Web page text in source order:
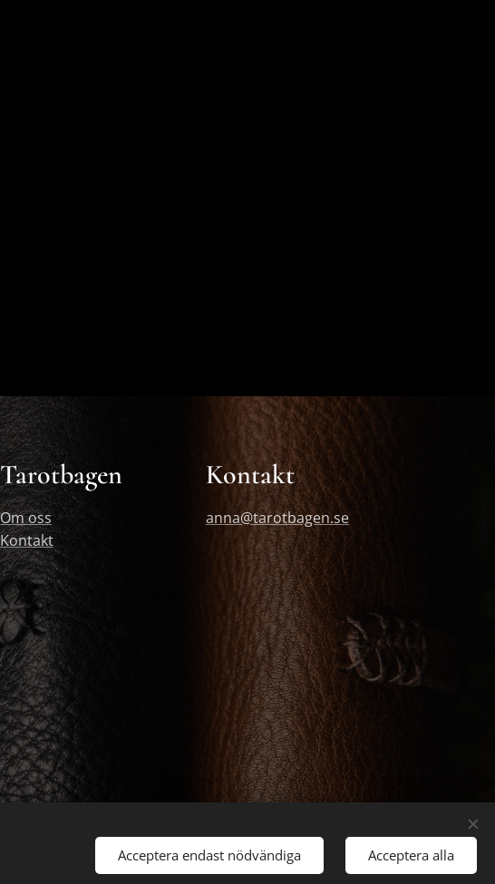
Tarotbagen
Om oss
Kontakt
Kontakt
anna@tarotbagen.se
Acceptera endast nödvändiga Acceptera alla